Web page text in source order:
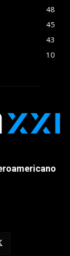
48
45
43
10